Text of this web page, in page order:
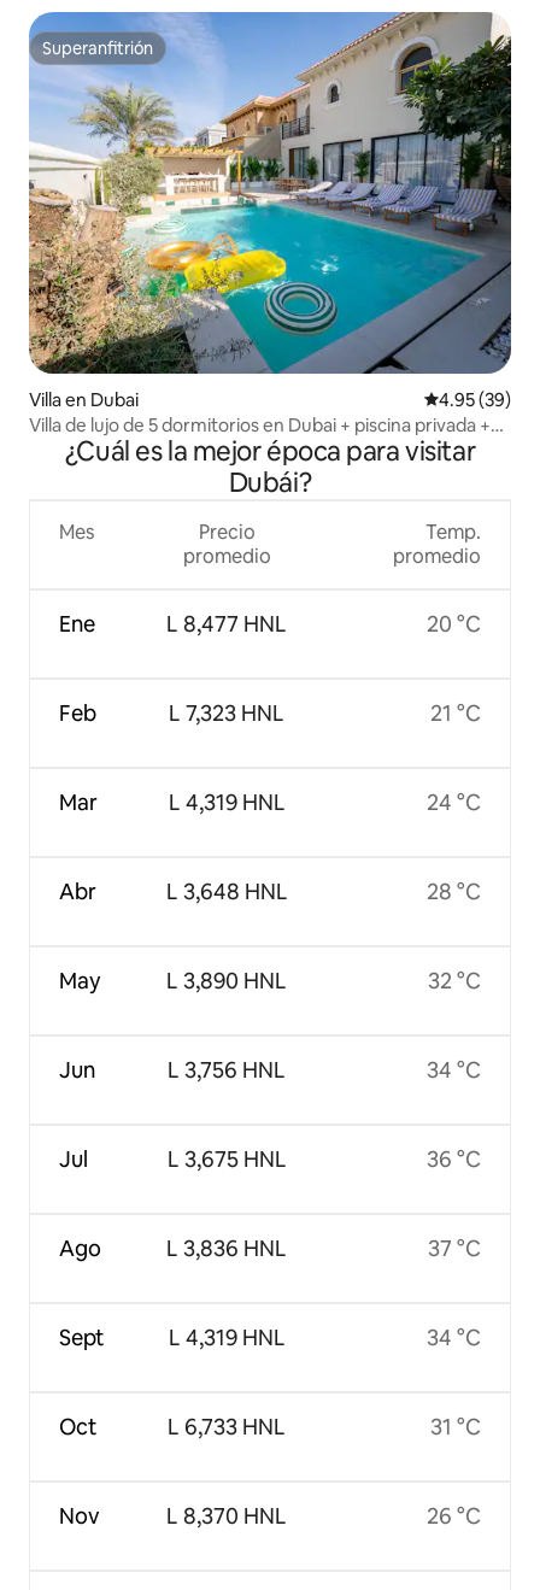
Superanfitrión
Superanfitrión
Villa en Dubai Calificación
4.95 (39)
Villa de lujo de 5 dormitorios en Dubai + piscina privada +
barbacoa + servicio de limpieza
¿Cuál es la mejor época para visitar
Dubái?
Mes
Ene
Feb
Mar
Abr
May
Jun
Jul
Ago
Sept
Oct
Nov
Precio
promedio
L 8,477 HNL
L 7,323 HNL
L 4,319 HNL
L 3,648 HNL
L 3,890 HNL
L 3,756 HNL
L 3,675 HNL
L 3,836 HNL
L 4,319 HNL
L 6,733 HNL
L 8,370 HNL
Temp.
promedio
20 °C
21 °C
24 °C
28 °C
32 °C
34 °C
36 °C
37 °C
34 °C
31 °C
26 °C